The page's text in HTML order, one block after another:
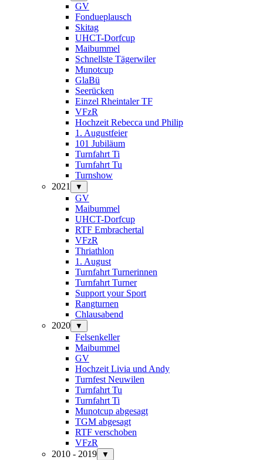
GV
Fondueplausch
Skitag
UHCT-Dorfcup
Maibummel
Schnellste Tägerwiler
Munotcup
GlaBü
Seerücken
Einzel Rheintaler TF
VFzR
Hochzeit Rebecca und Philip
1. Augustfeier
101 Jubiläum
Turnfahrt Ti
Turnfahrt Tu
Turnshow
2021
▼
GV
Maibummel
UHCT-Dorfcup
RTF Embrachertal
VFzR
Thriathlon
1. August
Turnfahrt Turnerinnen
Turnfahrt Turner
Support your Sport
Rangturnen
Chlausabend
2020
▼
Felsenkeller
Maibummel
GV
Hochzeit Livia und Andy
Turnfest Neuwilen
Turnfahrt Tu
Turnfahrt Ti
Munotcup abgesagt
TGM abgesagt
RTF verschoben
VFzR
2010 - 2019
▼